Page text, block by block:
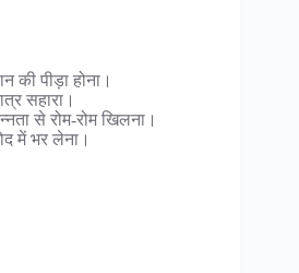
पीड़ा होना।
सहारा।
से रोम-रोम खिलना।
में भर लेना।